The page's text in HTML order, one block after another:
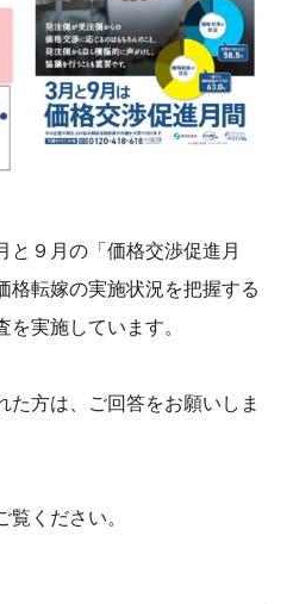
と９月の「価格交渉促進月
格転嫁の実施状況を把握する
実施しています。
方は、ご回答をお願いしま
ください。